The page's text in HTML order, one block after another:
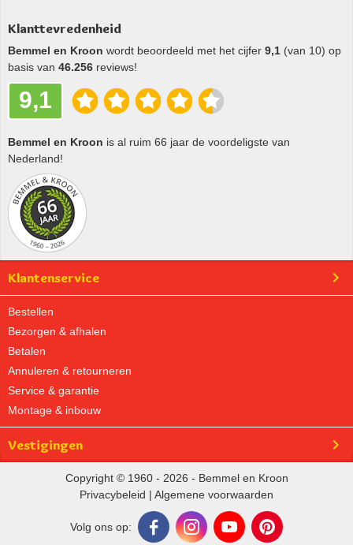
Klanttevredenheid
Bemmel en Kroon wordt beoordeeld met het cijfer 9,1 (van 10) op
basis van 46.256 reviews!
9,1
Bemmel en Kroon is al ruim 66 jaar de voordeligste van
Nederland!
Klantenservice
Bestellen
Bezorgen & afhalen
Betalen
Annuleren & retourneren
Service & garantie
Montage & inbouw
Vestigingen
Copyright © 1960 - 2026 - Bemmel en Kroon
Privacybeleid | Algemene voorwaarden
Volg ons op: